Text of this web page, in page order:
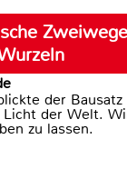
der
der Welt.
zu lassen.